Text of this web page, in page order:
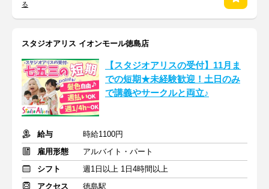
る
スタジオアリス イオンモール徳島店
【スタジオアリスの受付】11月ま
での短期★未経験歓迎！土日のみ
で講義やサークルと両立♪
給与
時給1100円
雇用形態
アルバイト・パート
シフト
週1日以上 1日4時間以上
アクセス
徳島駅